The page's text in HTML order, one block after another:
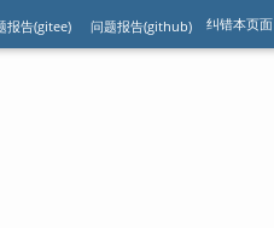
报告(gitee) 问题报告(github) 纠错本页面